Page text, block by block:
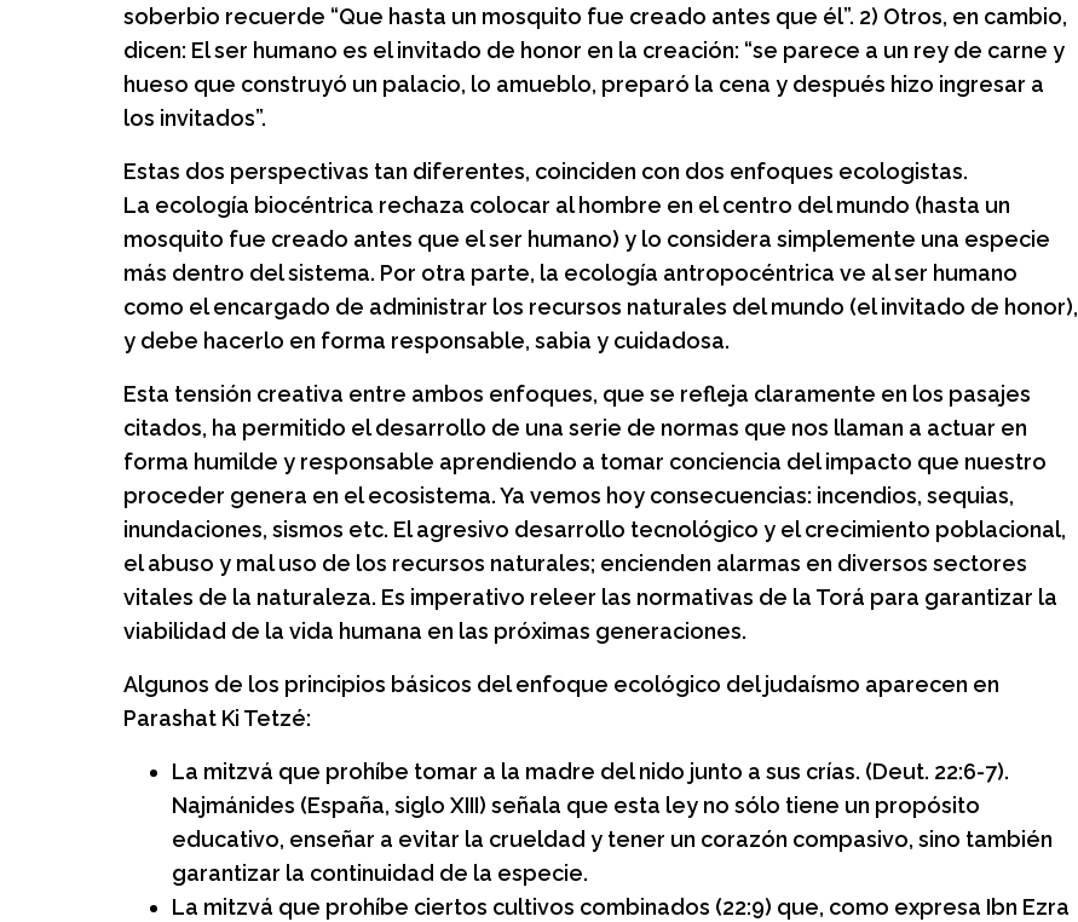
soberbio recuerde “Que hasta un mosquito fue creado antes que él”. 2) Otros, en cambio,
dicen: El ser humano es el invitado de honor en la creación: “se parece a un rey de carne y
hueso que construyó un palacio, lo amueblo, preparó la cena y después hizo ingresar a
los invitados”.
Estas dos perspectivas tan diferentes, coinciden con dos enfoques ecologistas.
La ecología biocéntrica rechaza colocar al hombre en el centro del mundo (hasta un
mosquito fue creado antes que el ser humano) y lo considera simplemente una especie
más dentro del sistema. Por otra parte, la ecología antropocéntrica ve al ser humano
como el encargado de administrar los recursos naturales del mundo (el invitado de honor),
y debe hacerlo en forma responsable, sabia y cuidadosa.
Esta tensión creativa entre ambos enfoques, que se refleja claramente en los pasajes
citados, ha permitido el desarrollo de una serie de normas que nos llaman a actuar en
forma humilde y responsable aprendiendo a tomar conciencia del impacto que nuestro
proceder genera en el ecosistema. Ya vemos hoy consecuencias: incendios, sequias,
inundaciones, sismos etc. El agresivo desarrollo tecnológico y el crecimiento poblacional,
el abuso y mal uso de los recursos naturales; encienden alarmas en diversos sectores
vitales de la naturaleza. Es imperativo releer las normativas de la Torá para garantizar la
viabilidad de la vida humana en las próximas generaciones.
Algunos de los principios básicos del enfoque ecológico del judaísmo aparecen en
Parashat Ki Tetzé:
La mitzvá que prohíbe tomar a la madre del nido junto a sus crías. (Deut. 22:6-7).
Najmánides (España, siglo XIII) señala que esta ley no sólo tiene un propósito
educativo, enseñar a evitar la crueldad y tener un corazón compasivo, sino también
garantizar la continuidad de la especie.
La mitzvá que prohíbe ciertos cultivos combinados (22:9) que, como expresa Ibn Ezra